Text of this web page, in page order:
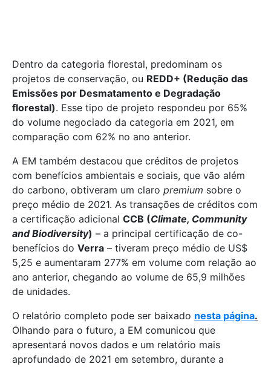
Dentro da categoria florestal, predominam os
projetos de conservação, ou REDD+ (Redução das
Emissões por Desmatamento e Degradação
florestal). Esse tipo de projeto respondeu por 65%
do volume negociado da categoria em 2021, em
comparação com 62% no ano anterior.
A EM também destacou que créditos de projetos
com benefícios ambientais e sociais, que vão além
do carbono, obtiveram um claro premium sobre o
preço médio de 2021. As transações de créditos com
a certificação adicional CCB (Climate, Community
and Biodiversity) – a principal certificação de co-
benefícios do Verra – tiveram preço médio de US$
5,25 e aumentaram 277% em volume com relação ao
ano anterior, chegando ao volume de 65,9 milhões
de unidades.
O relatório completo pode ser baixado nesta página.
Olhando para o futuro, a EM comunicou que
apresentará novos dados e um relatório mais
aprofundado de 2021 em setembro, durante a